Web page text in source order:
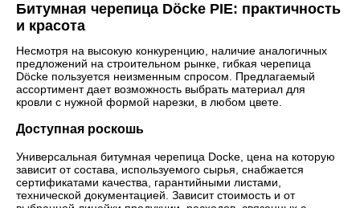
Битумная черепица Döcke PIE: практичность
и красота
Несмотря на высокую конкуренцию, наличие аналогичных
предложений на строительном рынке, гибкая черепица
Döcke пользуется неизменным спросом. Предлагаемый
ассортимент дает возможность выбрать материал для
кровли с нужной формой нарезки, в любом цвете.
Доступная роскошь
Универсальная битумная черепица Docke, цена на которую
зависит от состава, используемого сырья, снабжается
сертификатами качества, гарантийными листами,
технической документацией. Зависит стоимость и от